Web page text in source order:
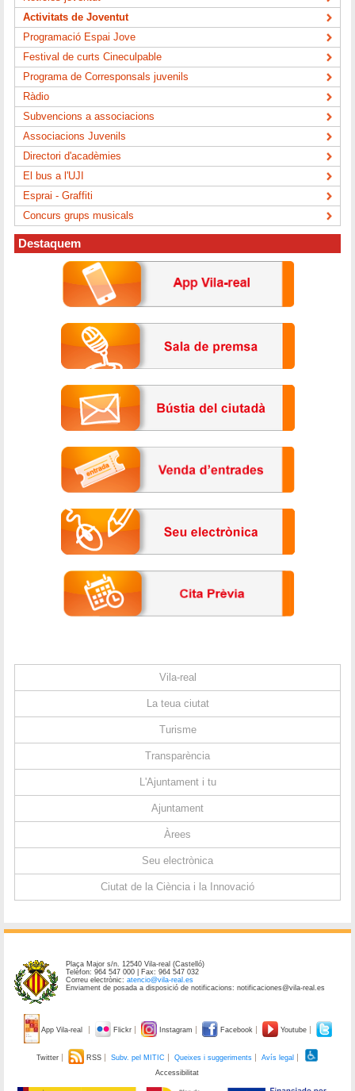
Activitats de Joventut
Programació Espai Jove
Festival de curts Cineculpable
Programa de Corresponsals juvenils
Ràdio
Subvencions a associacions
Associacions Juvenils
Directori d'acadèmies
El bus a l'UJI
Esprai - Graffiti
Concurs grups musicals
Destaquem
Vila-real
La teua ciutat
Turisme
Transparència
L'Ajuntament i tu
Ajuntament
Àrees
Seu electrònica
Ciutat de la Ciència i la Innovació
Plaça Major s/n. 12540 Vila-real (Castelló)
Telèfon: 964 547 000 | Fax: 964 547 032
Correu electrònic:atencio@vila-real.es
Enviament de posada a disposició de notificacions: notificaciones@vila-real.es
App Vila-real Flickr Instagram Facebook Youtube
Twitter RSS Subv. pel MITIC Queixes i suggeriments
Avís legal
Accessibilitat